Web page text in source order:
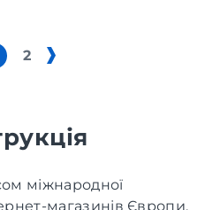
2
міжнародної
магазинів Європи,